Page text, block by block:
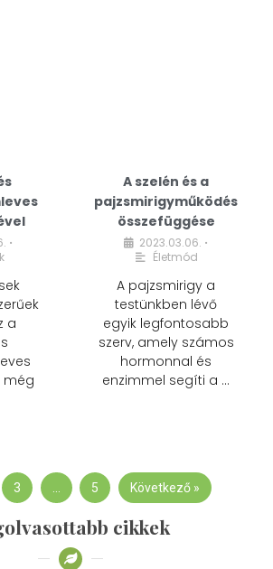
•
a
még
A szelén és a
pajzsmirigyműködés
összefüggése
2023.03.06. •
Életmód
A pajzsmirigy a
testünkben lévő
egyik legfontosabb
szerv, amely számos
hormonnal és
enzimmel segíti a …
3 … 5 Következő »
cikkek